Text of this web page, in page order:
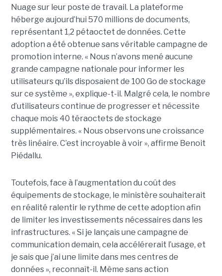
Nuage sur leur poste de travail. La plateforme
héberge aujourd’hui 570 millions de documents,
représentant 1,2 pétaoctet de données. Cette
adoption a été obtenue sans véritable campagne de
promotion interne. « Nous n’avons mené aucune
grande campagne nationale pour informer les
utilisateurs qu’ils disposaient de 100 Go de stockage
sur ce système », explique-t-il. Malgré cela, le nombre
d’utilisateurs continue de progresser et nécessite
chaque mois 40 téraoctets de stockage
supplémentaires. « Nous observons une croissance
très linéaire. C’est incroyable à voir », affirme Benoit
Piédallu.
Toutefois, face à l’augmentation du coût des
équipements de stockage, le ministère souhaiterait
en réalité ralentir le rythme de cette adoption afin
de limiter les investissements nécessaires dans les
infrastructures. « Si je lançais une campagne de
communication demain, cela accélérerait l’usage, et
je sais que j’ai une limite dans mes centres de
données », reconnaît-il. Même sans action